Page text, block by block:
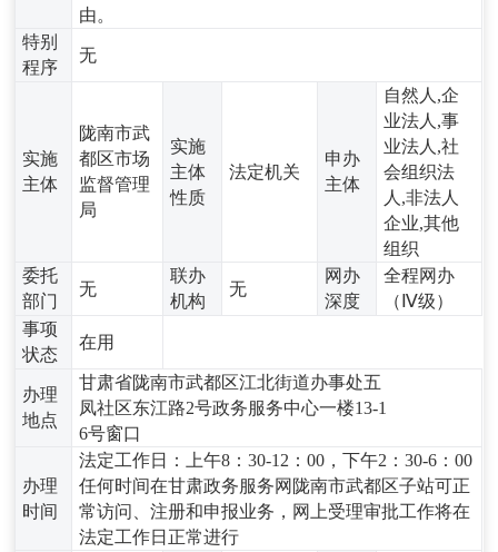
由。
特别
程序
无
实施
主体
陇南市武
都区市场
监督管理
局
实施
主体
性质
法定机关
申办
主体
自然人,企
业法人,事
业法人,社
会组织法
人,非法人
企业,其他
组织
委托
部门
无
联办
机构
无
网办
深度
全程网办
（Ⅳ级）
事项
状态
在用
办理
地点
甘肃省陇南市武都区江北街道办事处五
凤社区东江路2号政务服务中心一楼13-1
6号窗口
办理
时间
法定工作日：上午8：30-12：00，下午2：30-6：00
任何时间在甘肃政务服务网陇南市武都区子站可正
常访问、注册和申报业务，网上受理审批工作将在
法定工作日正常进行